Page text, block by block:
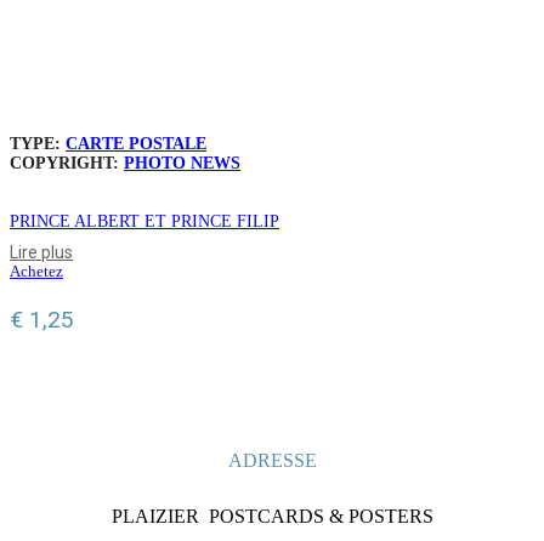
TYPE: CARTE POSTALE
COPYRIGHT: PHOTO NEWS
PRINCE ALBERT ET PRINCE FILIP
Lire plus
Achetez
€ 1,25
ADRESSE
PLAIZIER POSTCARDS & POSTERS